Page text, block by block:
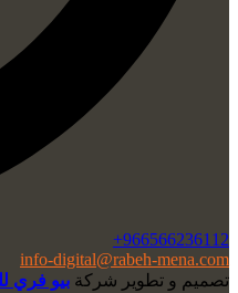
966566236112+
info-digital@rabeh-mena.com
تصميم و تطوير شركة بيو فري